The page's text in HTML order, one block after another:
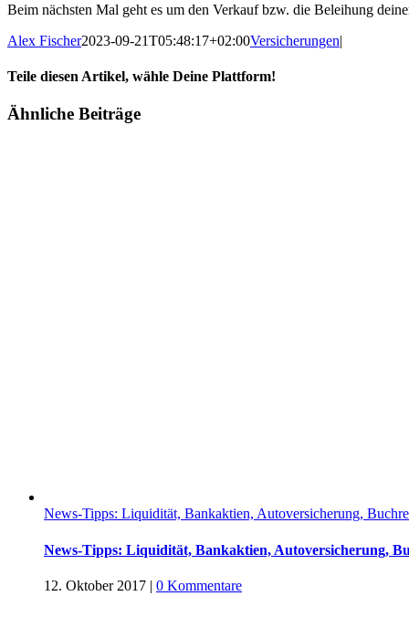
Beim nächsten Mal geht es um den Verkauf bzw. die Beleihung
Alex Fischer2023-09-21T05:48:17+02:00Versicherungen|
Teile diesen Artikel, wähle Deine Plattform!
Facebook
Twitter
Reddit
LinkedIn
Tumblr
Pinterest
Vk
E-
Ähnliche Beiträge
News-Tipps: Liquidität, Bankaktien, Autoversicherung,
News-Tipps: Liquidität, Bankaktien, Autoversicherung,
12. Oktober 2017 | 0 Kommentare